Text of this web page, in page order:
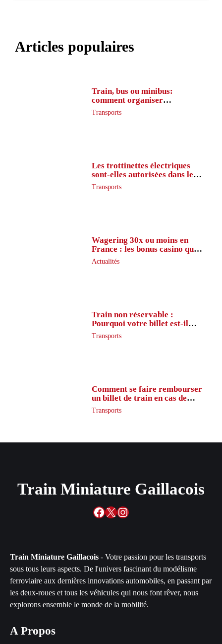
Articles populaires
Train, bus ou minibus:
comment organiser
l’itinéraire en France
Transports
Les trottinettes électriques
sont-elles autorisées dans le
métro ?
Transports
Wagering 30x ou moins en
France : les bonus casino que
peu de joueurs connaissent
vraiment
Actualités
Train non réservable :
Pourquoi votre billet est-il
inaccessible ?
Transports
Comment se faire rembourser
un billet de train en cas de
retard ?
Transports
Train Miniature Gaillacois
Facebook
X Instagram
Train Miniature Gaillacois - Votre passion pour les transports
sous tous leurs aspects. De l'univers fascinant du modélisme
ferroviaire aux dernières innovations automobiles, en passant par
les deux-roues et tous les véhicules qui nous font rêver, nous
explorons ensemble le monde de la mobilité.
A Propos